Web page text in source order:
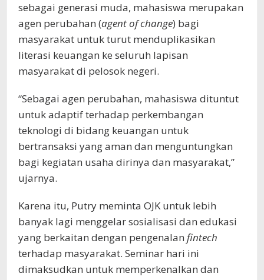
sebagai generasi muda, mahasiswa merupakan
agen perubahan (agent of change) bagi
masyarakat untuk turut menduplikasikan
literasi keuangan ke seluruh lapisan
masyarakat di pelosok negeri.
“Sebagai agen perubahan, mahasiswa dituntut
untuk adaptif terhadap perkembangan
teknologi di bidang keuangan untuk
bertransaksi yang aman dan menguntungkan
bagi kegiatan usaha dirinya dan masyarakat,”
ujarnya.
Karena itu, Putry meminta OJK untuk lebih
banyak lagi menggelar sosialisasi dan edukasi
yang berkaitan dengan pengenalan fintech
terhadap masyarakat. Seminar hari ini
dimaksudkan untuk memperkenalkan dan